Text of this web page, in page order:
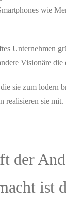
wie
Unternehmen
Visionäre die
sie zum lodern
realisieren sie mit.
der
ist